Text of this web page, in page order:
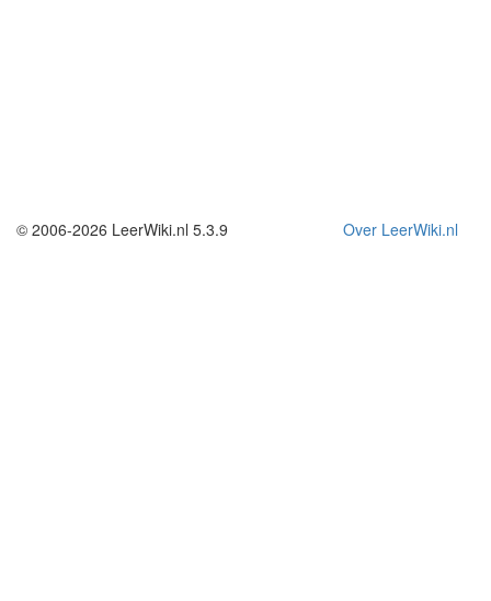
Over LeerWiki.nl
© 2006-2026 LeerWiki.nl 5.3.9